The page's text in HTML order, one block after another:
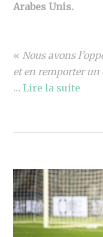
Arabes Unis.
«Nous avons
et en remporter un
…Lire la suite